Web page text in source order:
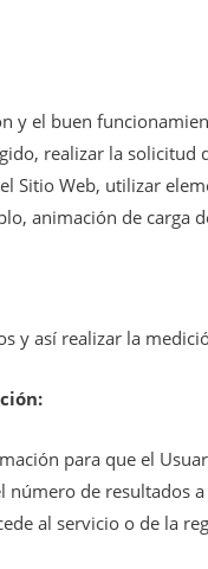
y el buen
realizar la
Sitio Web, utilizar
animación de carga
y así realizar la
para que el
de resultados
al servicio o de la